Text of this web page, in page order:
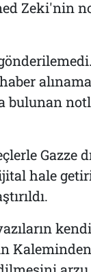
Zeki'nin
bulunan
Gazze
hale